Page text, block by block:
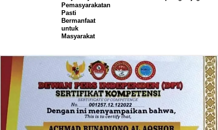
Pemasyarakatan
Pasti
Bermanfaat
untuk
Masyarakat